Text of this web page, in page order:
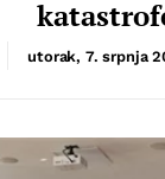
utorak, 7. srpnja